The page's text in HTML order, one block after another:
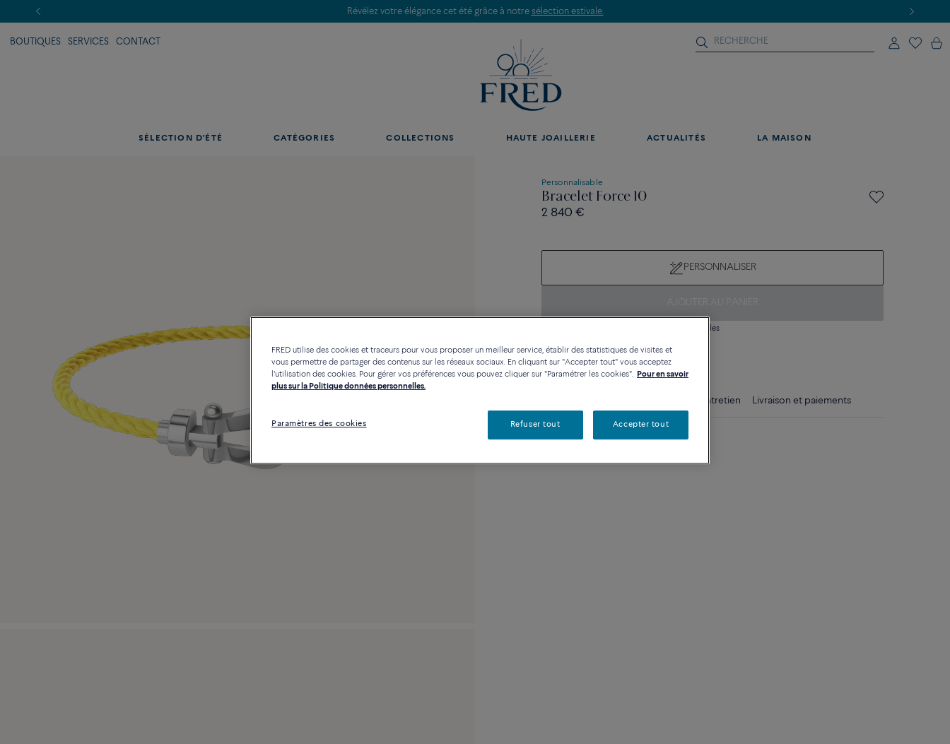
Révélez votre élégance cet été grâce à notre sélection estivale.
BOUTIQUES SERVICES CONTACT
SÉLECTION D'ÉTÉ CATÉGORIES COLLECTIONS HAUTE JOAILLERIE ACTUALITÉS LA MAISON
Personnalisable
Bracelet Force 10
2 840 €
PERSONNALISER
Contactez-nous pour toute question sur les tailles
Disponibilité en boutique
Conseils d'entretien Livraison et paiements
FRED utilise des cookies et traceurs pour vous proposer un meilleur service, établir des statistiques de visites et
vous permettre de partager des contenus sur les réseaux sociaux. En cliquant sur "Accepter tout" vous acceptez
l'utilisation des cookies. Pour gérer vos préférences vous pouvez cliquer sur "Paramétrer les cookies". Pour en savoir
plus sur la Politique données personnelles.
Paramètres des cookies Refuser tout Accepter tout